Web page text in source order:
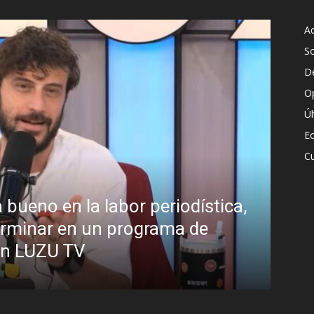
de
¿Padece Pedro Sánchez
Analistas debaten
presidente
R.C. Gómez - 2 agosto, 2026